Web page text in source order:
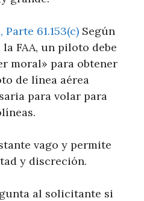
Parte 61.153(c) Según
FAA, un piloto debe
moral» para obtener
de línea aérea
para volar para
vago y permite
y discreción.
al solicitante si